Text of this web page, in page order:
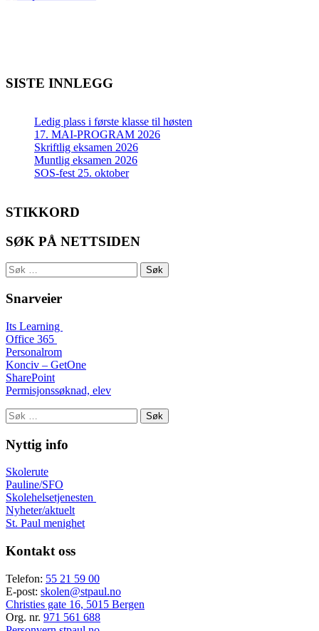
SISTE INNLEGG
Ledig plass i første klasse til høsten
17. MAI-PROGRAM 2026
Skriftlig eksamen 2026
Muntlig eksamen 2026
SOS-fest 25. oktober
STIKKORD
SØK PÅ NETTSIDEN
Søk
etter:
Snarveier
Its Learning
Office 365
Personalrom
Konciv – GetOne
SharePoint
Permisjonssøknad, elev
Søk
etter:
Nyttig info
Skolerute
Pauline/SFO
Skolehelsetjenesten
Nyheter/aktuelt
St. Paul menighet
Kontakt oss
Telefon: 55 21 59 00
E-post: skolen@stpaul.no
Christies gate 16, 5015 Bergen
Org. nr. 971 561 688